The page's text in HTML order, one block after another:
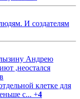
И создателям
Андрею
,неостался
клетке для
с... +4